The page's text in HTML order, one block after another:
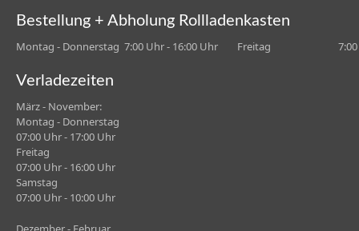
Bestellung + Abholung Rollladenkasten
Montag - Donnerstag 7:00 Uhr - 16:00 Uhr Freitag 7:00
Verladezeiten
März - November:
Montag - Donnerstag
07:00 Uhr - 17:00 Uhr
Freitag
07:00 Uhr - 16:00 Uhr
Samstag
07:00 Uhr - 10:00 Uhr